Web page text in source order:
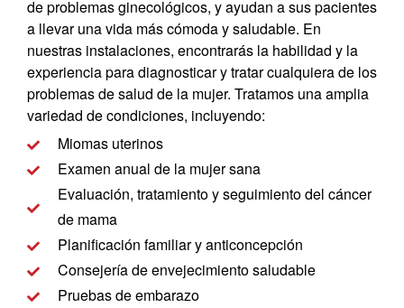
de problemas ginecológicos, y ayudan a sus pacientes
a llevar una vida más cómoda y saludable. En
nuestras instalaciones, encontrarás la habilidad y la
experiencia para diagnosticar y tratar cualquiera de los
problemas de salud de la mujer. Tratamos una amplia
variedad de condiciones, incluyendo:
Miomas uterinos
Examen anual de la mujer sana
Evaluación, tratamiento y seguimiento del cáncer
de mama
Planificación familiar y anticoncepción
Consejería de envejecimiento saludable
Pruebas de embarazo